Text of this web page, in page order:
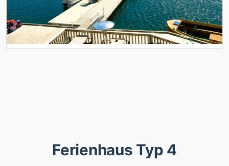
Ferienhaus Typ 4